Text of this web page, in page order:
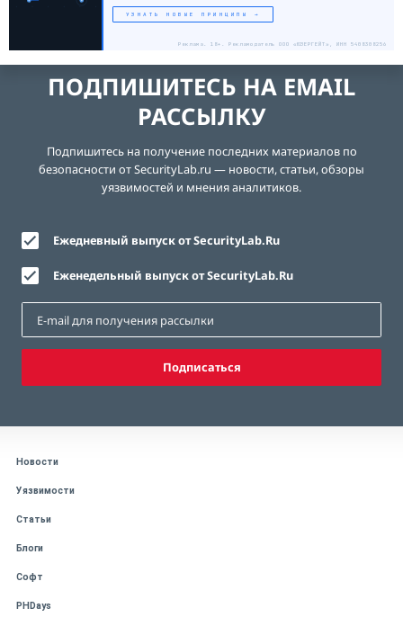
УЗНАТЬ НОВЫЕ ПРИНЦИПЫ →
Реклама. 18+. Рекламодатель ООО «ЮЗЕРГЕЙТ», ИНН 5408308256
ПОДПИШИТЕСЬ НА EMAIL
РАССЫЛКУ
Подпишитесь на получение последних материалов по
безопасности от SecurityLab.ru — новости, статьи, обзоры
уязвимостей и мнения аналитиков.
Ежедневный выпуск от SecurityLab.Ru
Еженедельный выпуск от SecurityLab.Ru
Подписаться
Новости
Уязвимости
Статьи
Блоги
Софт
PHDays